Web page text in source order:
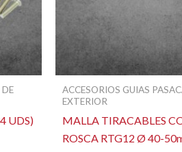
UDS)
ACCESORIOS GUIAS
EXTERIOR
MALLA TIRACABLES
ROSCA RTG12 Ø 40-